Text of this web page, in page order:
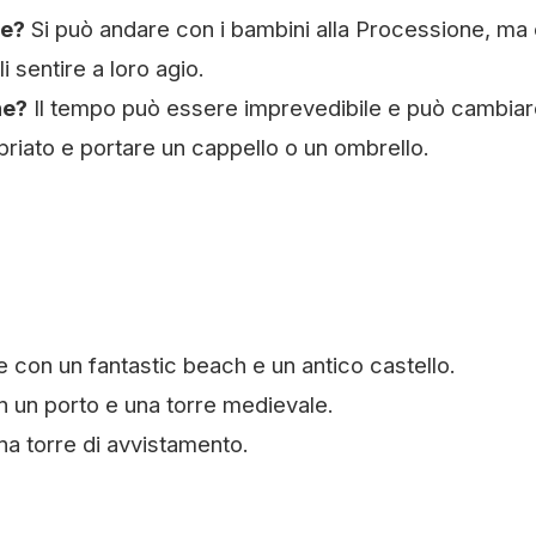
Si può andare con i bambini alla Processione, ma
sentire a loro agio.
Il tempo può essere imprevedibile e può
e portare un cappello o un ombrello.
un fantastic beach e un antico castello.
porto e una torre medievale.
torre di avvistamento.